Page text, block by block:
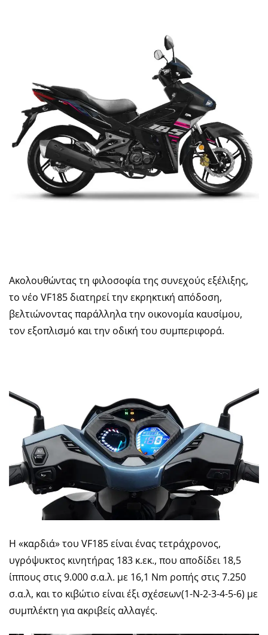
Ακολουθώντας τη φιλοσοφία της συνεχούς εξέλιξης,
το νέο VF185 διατηρεί την εκρηκτική απόδοση,
βελτιώνοντας παράλληλα την οικονομία καυσίμου,
τον εξοπλισμό και την οδική του συμπεριφορά.
Η «καρδιά» του VF185 είναι ένας τετράχρονος,
υγρόψυκτος κινητήρας 183 κ.εκ., που αποδίδει 18,5
ίππους στις 9.000 σ.α.λ. με 16,1 Nm ροπής στις 7.250
σ.α.λ, και το κιβώτιο είναι έξι σχέσεων(1-Ν-2-3-4-5-6) με
συμπλέκτη για ακριβείς αλλαγές.